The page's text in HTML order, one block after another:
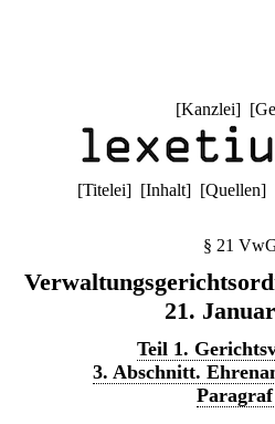
[Kanzlei] [
[Titelei] [Inhalt] [Quellen]
§ 21
21.
Teil 1.
3. Abschnitt.
Paragraf